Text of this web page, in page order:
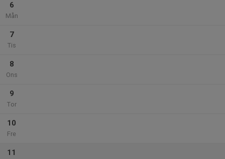
6
Mån
7
Tis
8
Ons
9
Tor
10
Fre
11